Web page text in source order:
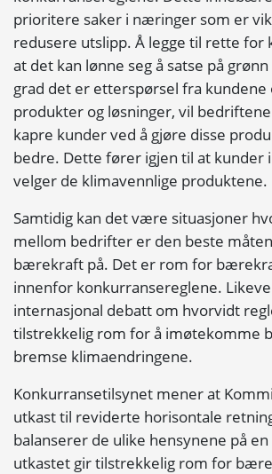
prioritere saker i næringer som er
redusere utslipp. Å legge til rette for
at det kan lønne seg å satse på
grad det er etterspørsel fra kundene
produkter og løsninger, vil
kapre kunder ved å gjøre disse
bedre. Dette fører igjen til at kunder
velger de klimavennlige produktene.
Samtidig kan det være situasjoner
mellom bedrifter er den beste
bærekraft på. Det er rom for
innenfor konkurransereglene.
internasjonal debatt om hvorvidt
tilstrekkelig rom for å imøtekomme
bremse klimaendringene.
Konkurransetilsynet mener at
utkast til reviderte horisontale
balanserer de ulike hensynene på
utkastet gir tilstrekkelig rom for